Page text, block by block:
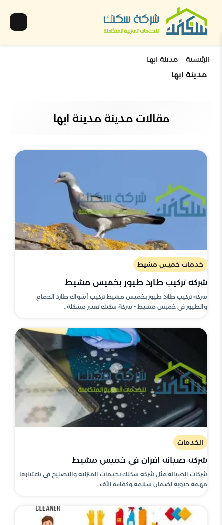
الرئيسية مدينة ابها
مدينة ابها
مقالات مدينة مدينة ابها
خدمات خميس مشيط
شركه تركيب طارد طيور بخميس مشيط
شركه تركيب طارد طيور بخميس مشيط تركيب أشواك طارد الحمام
والطيور في خميس مشيط - شركة سكنك تعتبر مشكلة..
الخدمات
شركه صيانه افران في خميس مشيط
شركات الصيانة مثل شركه سكنك بخدمات المنزليه والتصليح في باعتبارها
مهمة حيوية لضمان سلامة،وكفاءة الأف..